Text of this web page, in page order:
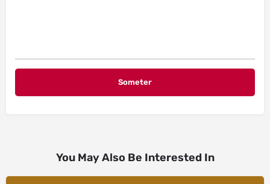
You May Also Be Interested In